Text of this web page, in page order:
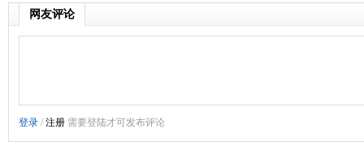
网友评论